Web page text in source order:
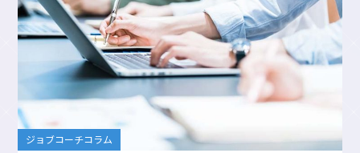
ジョブコーチコラム